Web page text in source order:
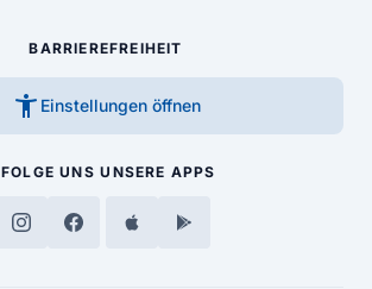
BARRIEREFREIHEIT
accessibility_new Einstellungen öffnen
FOLGE UNS UNSERE APPS